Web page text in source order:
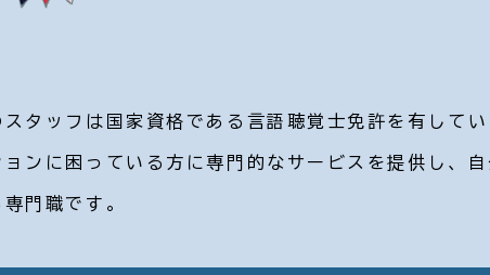
スタッフは国家資格である言語聴覚士免許を有して
ョンに困っている方に専門的なサービスを提供し、
門職です。